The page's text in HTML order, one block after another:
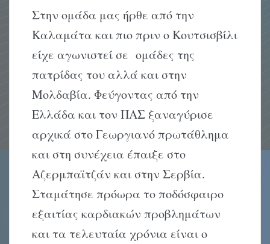
Στην ομάδα μας ήρθε από την
Καλαμάτα και πιο πριν ο Κουτσισβίλι
είχε αγωνιστεί σε ομάδες της
πατρίδας του αλλά και στην
Μολδαβία. Φεύγοντας από την
Ελλάδα και τον ΠΑΣ ξαναγύρισε
αρχικά στο Γεωργιανό πρωτάθλημα
και στη συνέχεια έπαιξε στο
Αζερμπαϊτζάν και στην Σερβία.
Σταμάτησε πρόωρα το ποδόσφαιρο
εξαιτίας καρδιακών προβλημάτων
και τα τελευταία χρόνια είναι ο